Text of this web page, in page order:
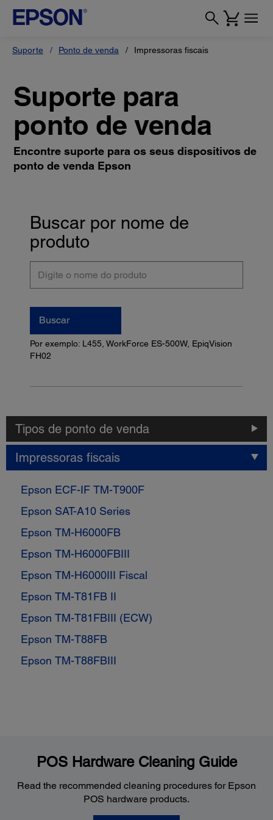
Suporte Ponto de venda Impressoras fiscais
Suporte para
ponto de venda
Encontre suporte para os seus dispositivos de
ponto de venda Epson
Buscar por nome de
produto
do
produto
Buscar
Por exemplo: L455, WorkForce ES-500W, EpiqVision
FH02
Tipos de ponto de venda
Impressoras fiscais
Epson ECF-IF TM-T900F
Epson SAT-A10 Series
Epson TM-H6000FB
Epson TM-H6000FBIII
Epson TM-H6000III Fiscal
Epson TM-T81FB II
Epson TM-T81FBIII (ECW)
Epson TM-T88FB
Epson TM-T88FBIII
POS Hardware Cleaning Guide
Read the recommended cleaning procedures for Epson
POS hardware products.